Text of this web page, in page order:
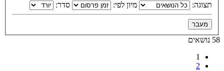
תצוגה:
מיון לפי: סדר:
58 נושאים
1
2